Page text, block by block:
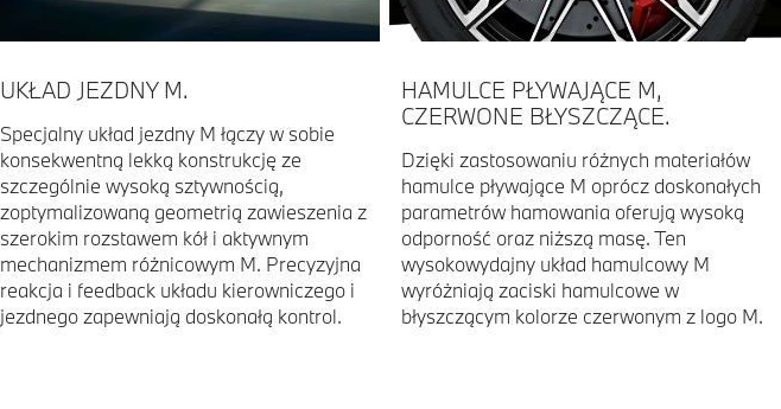
UKŁAD JEZDNY M.
Specjalny układ jezdny M łączy w sobie
konsekwentną lekką konstrukcję ze
szczególnie wysoką sztywnością,
zoptymalizowaną geometrią zawieszenia z
szerokim rozstawem kół i aktywnym
mechanizmem różnicowym M. Precyzyjna
reakcja i feedback układu kierowniczego i
jezdnego zapewniają doskonałą kontrol.
HAMULCE PŁYWAJĄCE M,
CZERWONE BŁYSZCZĄCE.
Dzięki zastosowaniu różnych materiałów
hamulce pływające M oprócz doskonałych
parametrów hamowania oferują wysoką
odporność oraz niższą masę. Ten
wysokowydajny układ hamulcowy M
wyróżniają zaciski hamulcowe w
błyszczącym kolorze czerwonym z logo M.